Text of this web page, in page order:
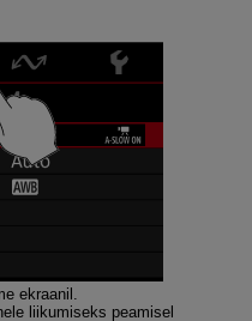
ekraanil.
liikumiseks peamisel